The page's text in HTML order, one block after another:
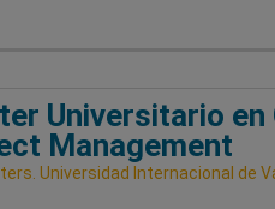
Universitario
Management
Universidad Internacional de